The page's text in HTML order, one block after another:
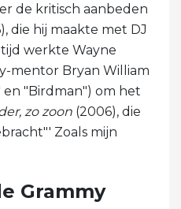
de kritisch aanbeden
die hij maakte met DJ
werkte Wayne
mentor Bryan William
en "Birdman") om het
zo zoon (2006), die
Zoals mijn
Grammy